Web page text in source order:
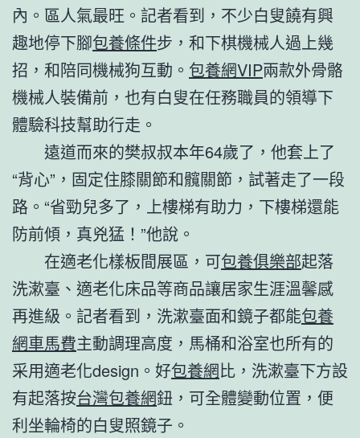
內。區人氣最旺。記者看到，不少白叟饒有興
趣地停下腳包養條件步，和下棋機械人過上幾
招，和陪同機械狗互動。 包養網VIP兩款外骨骼
機械人裝備前，也有白叟在任務職員的領導下
體驗科技幫助行走。
遠道而來的樊叔叔本年64歲了，他套上了
“背心”，固定住膝關節和髖關節，試著走了一段
路。“省勁兒多了，上樓梯有助力，下樓梯還能
防前傾，真兇猛！”他說。
在適老化樣板間展區，可包養俱樂部起落
洗漱臺、適老化床品等商品讓居家生涯溫馨感
再進級。記者看到，洗漱臺面和鏡子都能包養
網車馬費主動調理高度，馬桶和浴室也所有的
采用適老化design。好包養網比，洗漱臺下方設
有起落按台灣包養網鈕，可全體變動位置，便
利坐輪椅的白叟照鏡子。